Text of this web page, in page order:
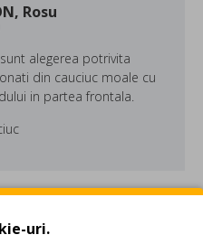
Rosu
sunt alegerea potrivita
din cauciuc moale cu
in partea frontala.
acelea de a fi director
uri.